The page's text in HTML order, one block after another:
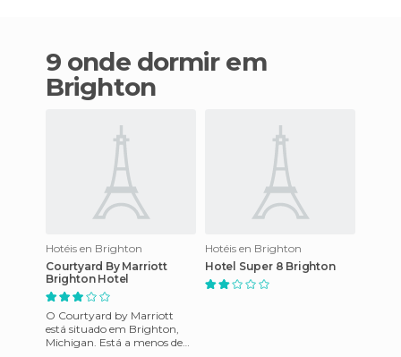
9 onde dormir em
Brighton
Hotéis en Brighton
Courtyard By Marriott
Brighton Hotel
O Courtyard by Marriott
está situado em Brighton,
Michigan. Está a menos de
Hotéis en Brighton
Hotel Super 8 Brighton